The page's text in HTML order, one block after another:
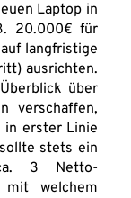
Laptop in
20.000€ für
langfristige
ausrichten.
über
verschaffen,
in erster Linie
stets ein
3 Netto-
mit welchem